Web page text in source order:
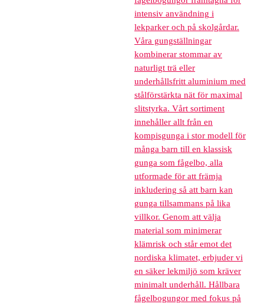
intensiv användning i
lekparker och på skolgårdar.
Våra gungställningar
kombinerar stommar av
naturligt trä eller
underhållsfritt aluminium med
stålförstärkta nät för maximal
slitstyrka. Vårt sortiment
innehåller allt från en
kompisgunga i stor modell för
många barn till en klassisk
gunga som fågelbo, alla
utformade för att främja
inkludering så att barn kan
gunga tillsammans på lika
villkor. Genom att välja
material som minimerar
klämrisk och står emot det
nordiska klimatet, erbjuder vi
en säker lekmiljö som kräver
minimalt underhåll. Hållbara
fågelbogungor med fokus på